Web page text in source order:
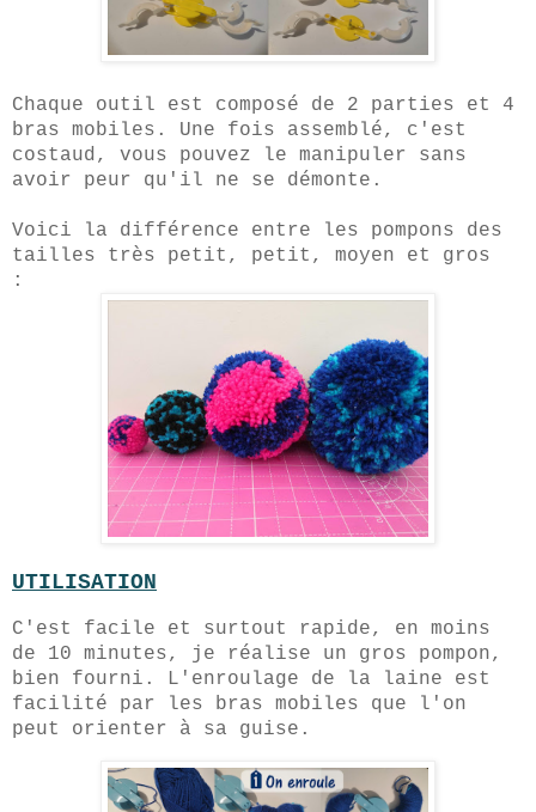
Chaque outil est composé de 2 parties et 4
bras mobiles. Une fois assemblé, c'est
costaud, vous pouvez le manipuler sans
avoir peur qu'il ne se démonte.
Voici la différence entre les pompons des
tailles très petit, petit, moyen et gros
:
UTILISATION
C'est facile et surtout rapide, en moins
de 10 minutes, je réalise un gros pompon,
bien fourni. L'enroulage de la laine est
facilité par les bras mobiles que l'on
peut orienter à sa guise.